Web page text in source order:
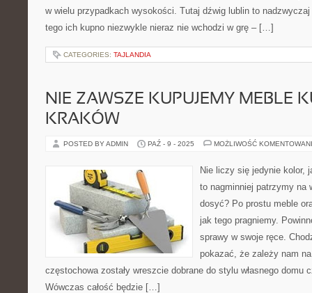
w wielu przypadkach wysokości. Tutaj dźwig lublin to
tego ich kupno niezwykle nieraz nie wchodzi w grę – […]
CATEGORIES: TAJLANDIA
NIE ZAWSZE KUPUJEMY MEBLE
KRAKÓW
POSTED BY ADMIN PAŹ - 9 - 2025 MOŻLIWOŚĆ
Nie liczy się jedynie kolor,
to nagminniej patrzymy na
dosyć? Po prostu meble
jak tego pragniemy.
sprawy w swoje ręce.
pokazać, że zależy nam
częstochowa zostały wreszcie dobrane do stylu własnego domu
Wówczas całość będzie […]